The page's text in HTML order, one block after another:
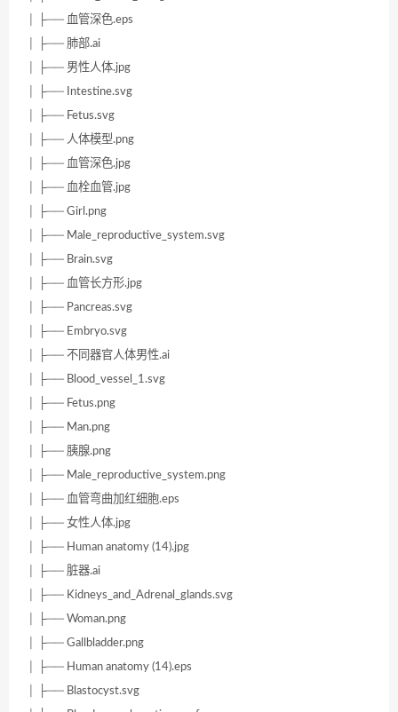
│ ├── 血管深色.eps
│ ├── 肺部.ai
│ ├── 男性人体.jpg
│ ├── Intestine.svg
│ ├── Fetus.svg
│ ├── 人体模型.png
│ ├── 血管深色.jpg
│ ├── 血栓血管.jpg
│ ├── Girl.png
│ ├── Male_reproductive_system.svg
│ ├── Brain.svg
│ ├── 血管长方形.jpg
│ ├── Pancreas.svg
│ ├── Embryo.svg
│ ├── 不同器官人体男性.ai
│ ├── Blood_vessel_1.svg
│ ├── Fetus.png
│ ├── Man.png
│ ├── 胰腺.png
│ ├── Male_reproductive_system.png
│ ├── 血管弯曲加红细胞.eps
│ ├── 女性人体.jpg
│ ├── Human anatomy (14).jpg
│ ├── 脏器.ai
│ ├── Kidneys_and_Adrenal_glands.svg
│ ├── Woman.png
│ ├── Gallbladder.png
│ ├── Human anatomy (14).eps
│ ├── Blastocyst.svg